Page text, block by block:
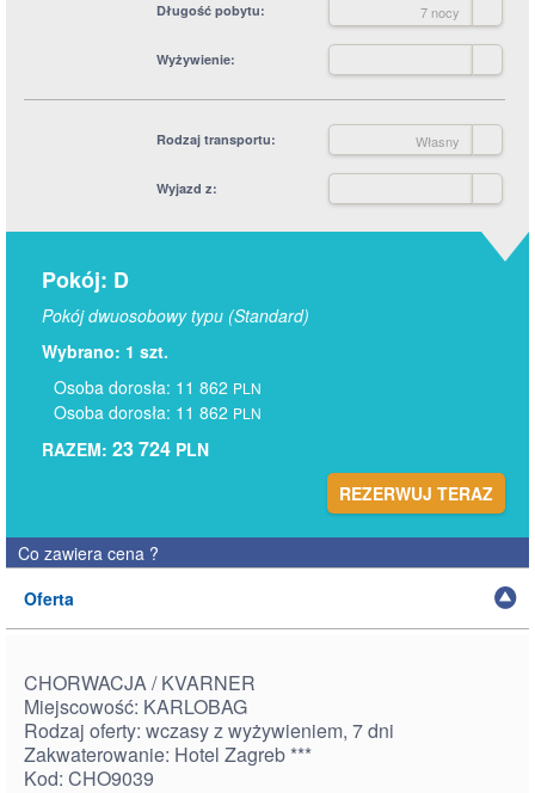
Długość pobytu 7 nocy
Wyżywienie
Rodzaj transportu Własny
Wyjazd z
Pokój: D
Pokój dwuosobowy typu (Standard)
Wybrano: 1 szt.
Osoba dorosła: 11 862 PLN
Osoba dorosła: 11 862 PLN
RAZEM: 23 724 PLN
REZERWUJ TERAZ
Co zawiera cena ?
Oferta
CHORWACJA / KVARNER
Miejscowość: KARLOBAG
Rodzaj oferty: wczasy z wyżywieniem, 7 dni
Zakwaterowanie: Hotel Zagreb ***
Kod: CHO9039